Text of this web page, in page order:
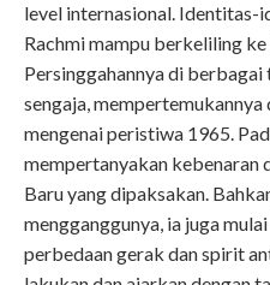
level internasional.
Rachmi mampu berkeliling
Persinggahannya di
sengaja,
mengenai peristiwa 1965.
mempertanyakan kebenaran
Baru yang dipaksakan.
mengganggunya, ia juga
perbedaan gerak dan spirit